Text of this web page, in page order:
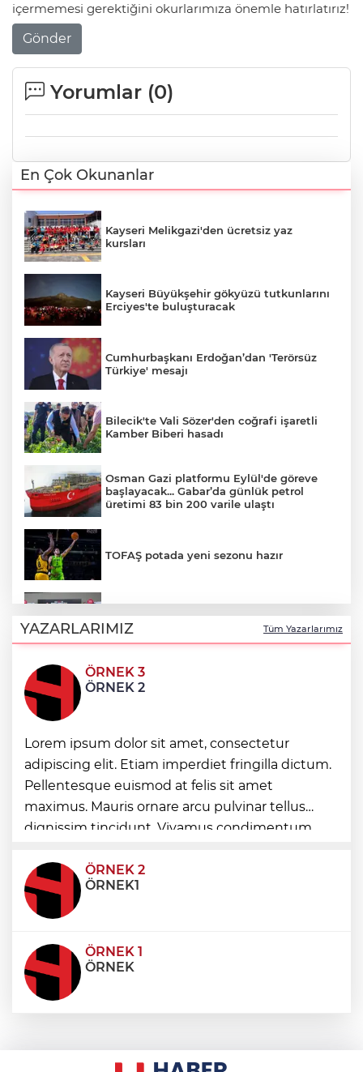
içermemesi gerektiğini okurlarımıza önemle hatırlatırız!
Gönder
Yorumlar (0)
En Çok Okunanlar
Kayseri Melikgazi'den ücretsiz yaz
kursları
Kayseri Büyükşehir gökyüzü tutkunlarını
Erciyes'te buluşturacak
Cumhurbaşkanı Erdoğan’dan 'Terörsüz
Türkiye' mesajı
Bilecik'te Vali Sözer'den coğrafi işaretli
Kamber Biberi hasadı
Osman Gazi platformu Eylül'de göreve
başlayacak... Gabar’da günlük petrol
üretimi 83 bin 200 varile ulaştı
TOFAŞ potada yeni sezonu hazır
62. Meslek Komitesi ile değerlendirdi
Balıkesir’de kıyılar anlık takip ediliyor
“Bu Kampta Hayat Var” projesi özel
bireylere yaz tatili sunuyor
Trabzonspor'a büyük destek
YAZARLARIMIZ Tüm Yazarlarımız
ÖRNEK 3
ÖRNEK 2
Lorem ipsum dolor sit amet, consectetur
adipiscing elit. Etiam imperdiet fringilla dictum.
Pellentesque euismod at felis sit amet
maximus. Mauris ornare arcu pulvinar tellus
dignissim tincidunt. Vivamus condimentum
condimentum eros et, faucibus sapien. Praese
ÖRNEK 2
ÖRNEK1
ÖRNEK 1
ÖRNEK